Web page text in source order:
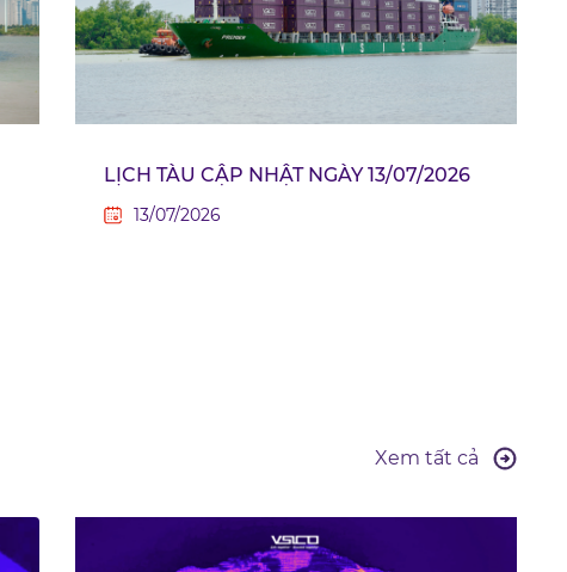
chuỗi cung ứng.
LỊCH TÀU CẬP NHẬT NGÀY 13/07/2026
13/07/2026
Xem tất cả